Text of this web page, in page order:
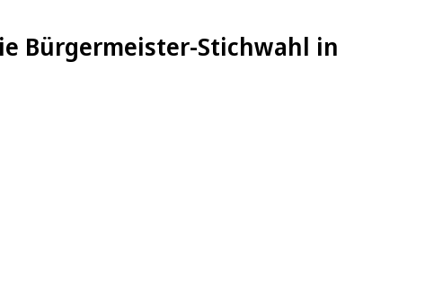
Bürgermeister-Stichwahl in